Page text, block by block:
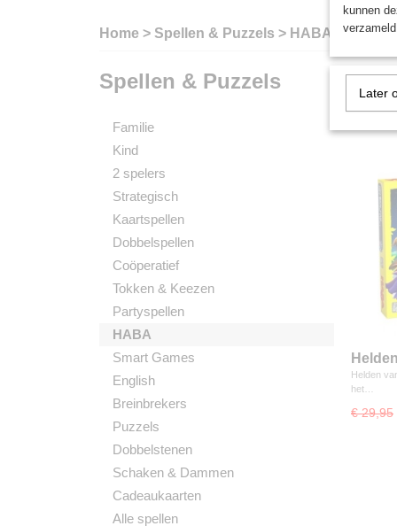
Home > Spellen & Puzzels > HABA
Spellen & Puzzels
Familie
Kind
2 spelers
Strategisch
Kaartspellen
Dobbelspellen
Coöperatief
Tokken & Keezen
Partyspellen
HABA
Smart Games
English
Breinbrekers
Puzzels
Dobbelstenen
Schaken & Dammen
Cadeaukaarten
Alle spellen
Helden
het…
€ 29,95
kunnen
Later